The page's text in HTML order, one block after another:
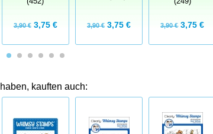
3,90 €3,75 € 3,90 €3,75 € 3,90 €3,75 €
kauften auch: